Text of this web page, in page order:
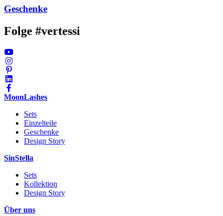
Geschenke
Folge #vertessi
MoonLashes
Sets
Einzelteile
Geschenke
Design Story
SinStella
Sets
Kollektion
Design Story
Über uns